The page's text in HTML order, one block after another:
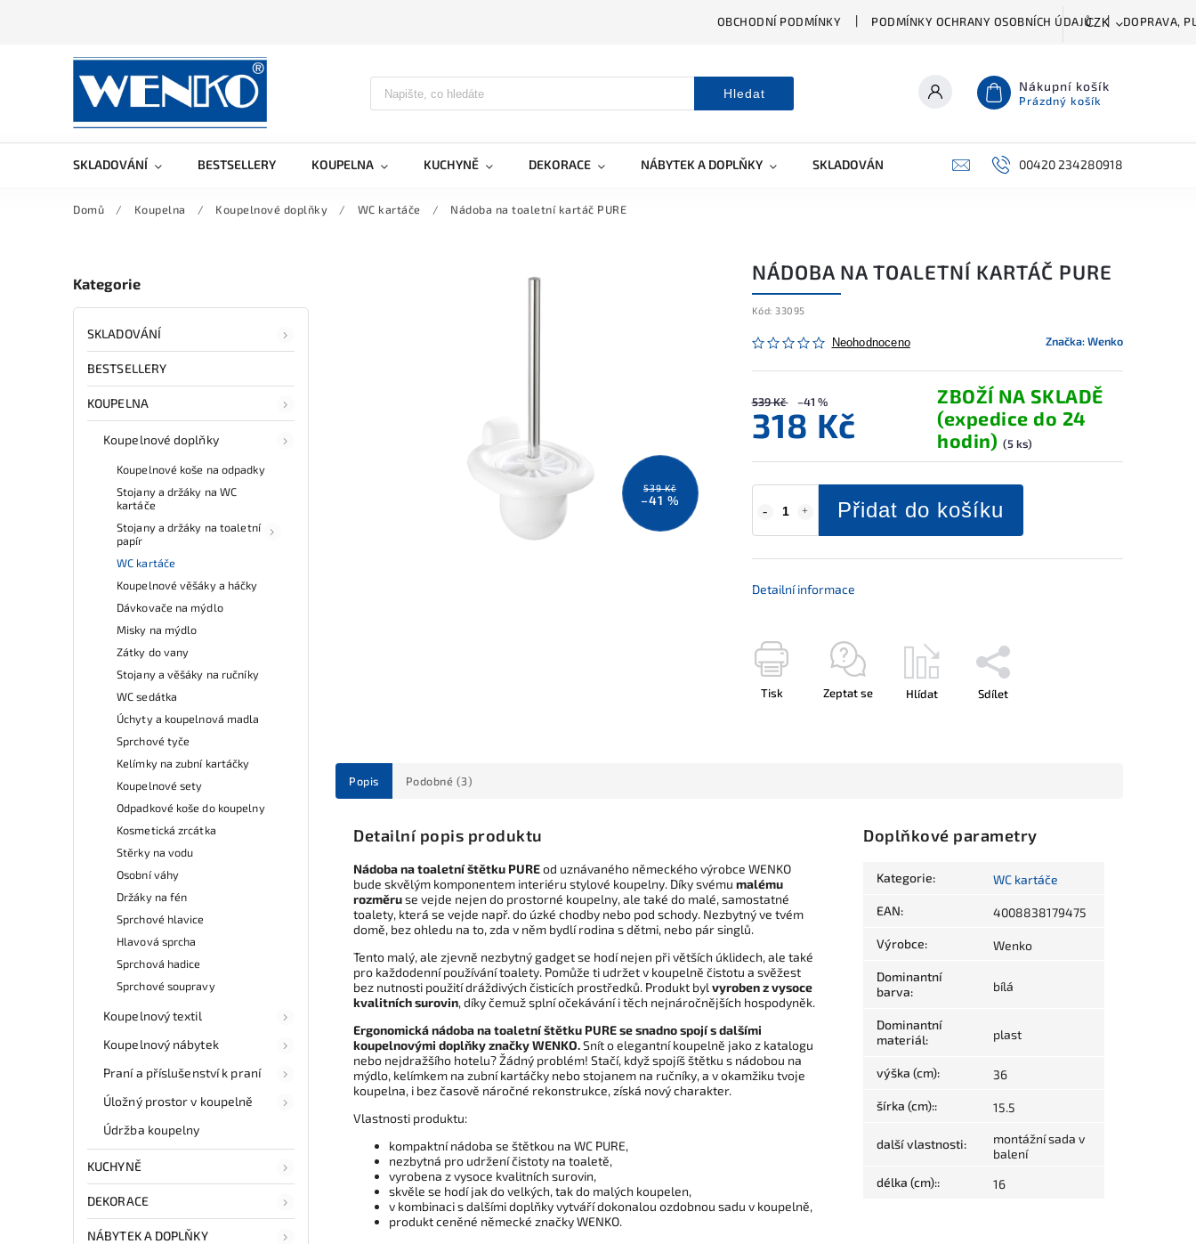
OBCHODNÍ PODMÍNKY PODMÍNKY OCHRANY OSOBNÍCH ÚDAJŮ DOPRAVA,
CZK
Hledat Nákupní košík
Prázdný košík
SKLADOVÁNÍ BESTSELLERY KOUPELNA KUCHYNĚ DEKORACE NÁBYTEK A DOPLŇKY SKLADOVÁNÍ A ČIŠTĚNÍ PŘÍSLUŠENSTVÍ
00420 234280918
Domů / Koupelna / Koupelnové doplňky / WC kartáče / Nádoba na toaletní kartáč PURE
Kategorie
SKLADOVÁNÍ
BESTSELLERY
KOUPELNA
Koupelnové doplňky
Koupelnové koše na odpadky
Stojany a držáky na WC
kartáče
Stojany a držáky na toaletní
papír
WC kartáče
Koupelnové věšáky a háčky
Dávkovače na mýdlo
Misky na mýdlo
Zátky do vany
Stojany a věšáky na ručníky
WC sedátka
Úchyty a koupelnová madla
Sprchové tyče
Kelímky na zubní kartáčky
Koupelnové sety
Odpadkové koše do koupelny
Kosmetická zrcátka
Stěrky na vodu
Osobní váhy
Držáky na fén
Sprchové hlavice
Hlavová sprcha
Sprchová hadice
Sprchové soupravy
Koupelnový textil
Koupelnový nábytek
Praní a příslušenství k praní
Úložný prostor v koupelně
Údržba koupelny
KUCHYNĚ
DEKORACE
NÁBYTEK A DOPLŇKY
539 Kč
–41 %
NÁDOBA NA TOALETNÍ KARTÁČ PURE
Kód: 33095
Neohodnoceno Značka:Wenko
539 Kč –41 %
318 Kč
ZBOŽÍ NA SKLADĚ
(expedice do 24
hodin) (5 ks)
Přidat do košíku
Detailní informace
Tisk Zeptat se Hlídat Sdílet
Popis Podobné (3)
Detailní popis produktu
Nádoba na toaletní štětku PUREod uznávaného německého výrobce WENKO
bude skvělým komponentem interiéru stylové koupelny. Díky svému malému
rozměruse vejde nejen do prostorné koupelny, ale také do malé, samostatné
toalety, která se vejde např. do úzké chodby nebo pod schody. Nezbytný ve tvém
domě, bez ohledu na to, zda v něm bydlí rodina s dětmi, nebo pár singlů.
Tento malý, ale zjevně nezbytný gadget se hodí nejen při větších úklidech, ale také
pro každodenní používání toalety. Pomůže ti udržet v koupelně čistotu a svěžest
bez nutnosti použití dráždivých čisticích prostředků. Produkt byl vyroben z vysoce
kvalitních surovin, díky čemuž splní očekávání i těch nejnáročnějších hospodyněk.
Ergonomická nádoba na toaletní štětku PUREse snadno spojí s dalšími
koupelnovými doplňky značky WENKO.Snít o elegantní koupelně jako z katalogu
nebo nejdražšího hotelu? Žádný problém! Stačí, když spojíš štětku s nádobou na
mýdlo, kelímkem na zubní kartáčky nebo stojanem na ručníky, a v okamžiku tvoje
koupelna, i bez časově náročné rekonstrukce, získá nový charakter.
Vlastnosti produktu:
kompaktní nádoba se štětkou na WC PURE,
nezbytná pro udržení čistoty na toaletě,
vyrobena z vysoce kvalitních surovin,
skvěle se hodí jak do velkých, tak do malých koupelen,
v kombinaci s dalšími doplňky vytváří dokonalou ozdobnou sadu v koupelně,
produkt ceněné německé značky WENKO.
Doplňkové parametry
Kategorie: WC kartáče
EAN: 4008838179475
Výrobce: Wenko
Dominantní
barva: bílá
Dominantní
materiál: plast
výška (cm): 36
šírka (cm):: 15.5
další vlastnosti:
montážní sada v
balení
délka (cm):: 16